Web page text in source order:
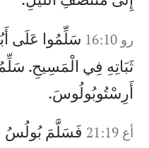
رو 16:10
سَلِّمُوا عَلَى
ثَبَاتِهِ فِي الْمَسِيحِ.
أَرِسْتُوبُولُوسَ.
أع 21:19
فَسَلَّمَ بُولُسُ